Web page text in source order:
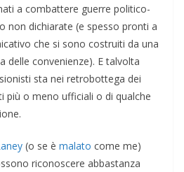
a combattere guerre politico-
non dichiarate (e spesso pronti a
che si sono costruiti da una
delle convenienze). E talvolta
sta nei retrobottega dei
più o meno ufficiali o di qualche
(o se è malato come me)
riconoscere abbastanza